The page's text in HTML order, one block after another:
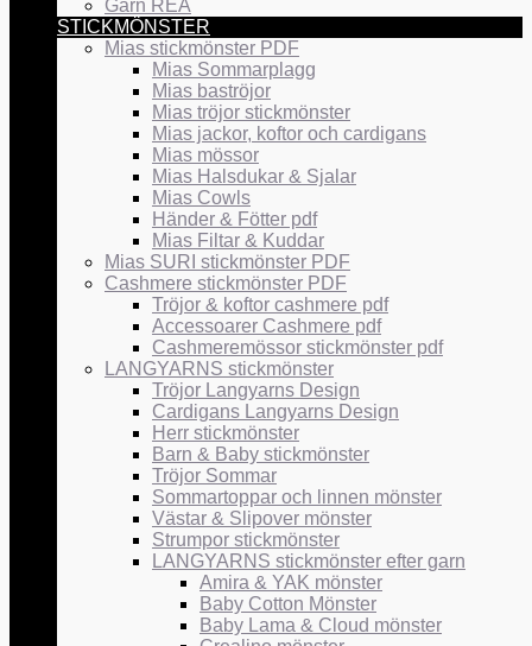
Garn REA
STICKMÖNSTER
Mias stickmönster PDF
Mias Sommarplagg
Mias baströjor
Mias tröjor stickmönster
Mias jackor, koftor och cardigans
Mias mössor
Mias Halsdukar & Sjalar
Mias Cowls
Händer & Fötter pdf
Mias Filtar & Kuddar
Mias SURI stickmönster PDF
Cashmere stickmönster PDF
Tröjor & koftor cashmere pdf
Accessoarer Cashmere pdf
Cashmeremössor stickmönster pdf
LANGYARNS stickmönster
Tröjor Langyarns Design
Cardigans Langyarns Design
Herr stickmönster
Barn & Baby stickmönster
Tröjor Sommar
Sommartoppar och linnen mönster
Västar & Slipover mönster
Strumpor stickmönster
LANGYARNS stickmönster efter garn
Amira & YAK mönster
Baby Cotton Mönster
Baby Lama & Cloud mönster